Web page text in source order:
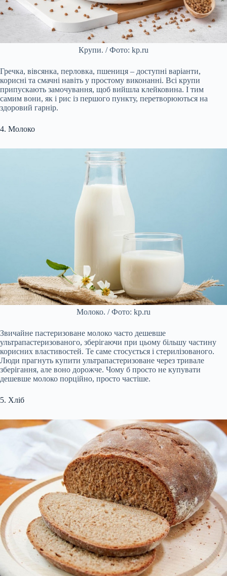
Крупи. / Фото: kp.ru
Гречка, вівсянка, перловка, пшениця – доступні варіанти,
корисні та смачні навіть у простому виконанні. Всі крупи
припускають замочування, щоб вийшла клейковина. І тим
самим вони, як і рис із першого пункту, перетворюються на
здоровий гарнір.
4. Молоко
Молоко. / Фото: kp.ru
Звичайне пастеризоване молоко часто дешевше
ультрапастеризованого, зберігаючи при цьому більшу частину
корисних властивостей. Те саме стосується і стерилізованого.
Люди прагнуть купити ультрапастеризоване через тривале
зберігання, але воно дорожче. Чому б просто не купувати
дешевше молоко порційно, просто частіше.
5. Хліб